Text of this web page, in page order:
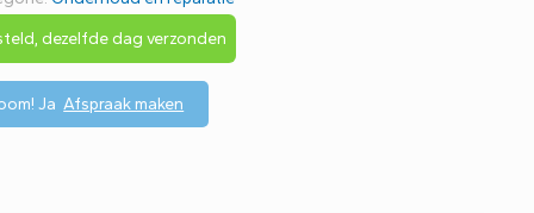
dezelfde dag verzonden
Ja Afspraak maken